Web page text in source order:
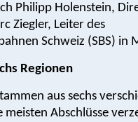
Philipp Holenstein,
Ziegler, Leiter des
Schweiz (SBS) in
Regionen
aus sechs
meisten Abschlüsse